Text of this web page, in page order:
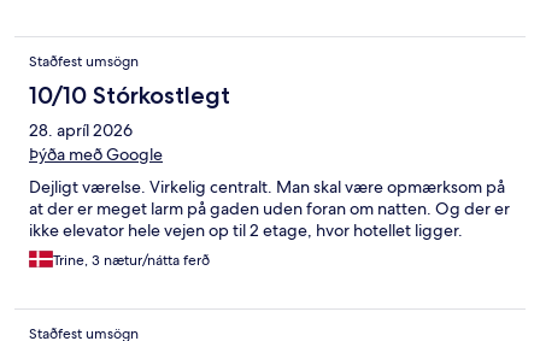
Staðfest umsögn
10/10 Stórkostlegt
28. apríl 2026
Þýða með Google
Dejligt værelse. Virkelig centralt. Man skal være opmærksom på
at der er meget larm på gaden uden foran om natten. Og der er
ikke elevator hele vejen op til 2 etage, hvor hotellet ligger.
Trine, 3 nætur/nátta ferð
Staðfest umsögn